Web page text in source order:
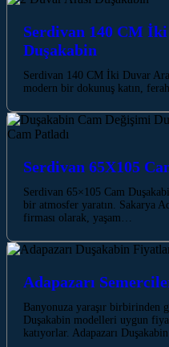
Serdivan 140 CM
Duşakabin
Serdivan 140 CM İki Duvar
modern bir dokunuş katın,
Serdivan 65X105
Serdivan 65×105 Cam
bir atmosfer yaratın. Sakarya
firması olarak, yaşam…
Adapazarı
Banyonuza yaraşır birbirinden
Duşakabin modelleri uygun
katıyorlar. Adapazarı